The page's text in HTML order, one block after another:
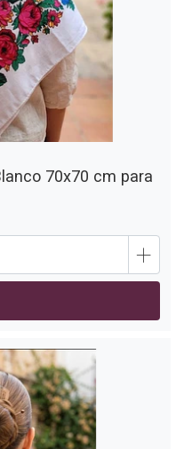
70x70 cm para
+